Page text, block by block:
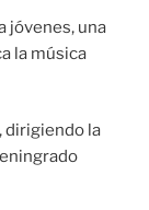
jóvenes, una
la música
dirigiendo la